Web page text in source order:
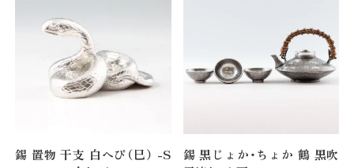
錫 置物 干支 白へび（巳） -S
錫 黒じょか・ちょか 鶴 黒吹